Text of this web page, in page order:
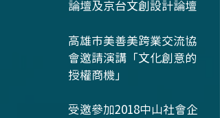
論壇及京台文創設計論壇
高雄市美善美跨業交流協
會邀請演講「文化創意的
授權商機」
受邀參加2018中山社會企